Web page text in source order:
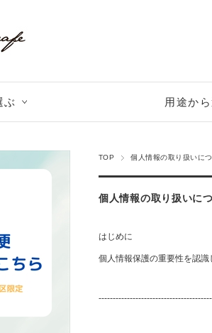
ぶ 用途か
TOP 個人情報の取り扱いに
個人情報の取り扱いに
はじめに
個人情報保護の重要性を認